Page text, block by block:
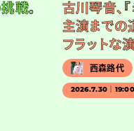
戦。
古川琴音、
主演までの
フラットな
西森路代
2026.7.30｜